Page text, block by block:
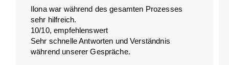
Ilona war während des gesamten Prozesses
sehr hilfreich.
10/10, empfehlenswert
Sehr schnelle Antworten und Verständnis
während unserer Gespräche.